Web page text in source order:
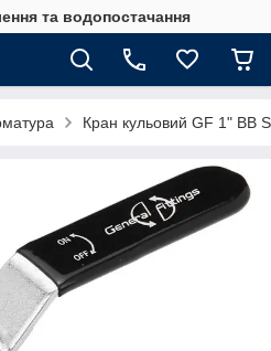
та водопостачання
Кран кульовий GF 1" ВВ